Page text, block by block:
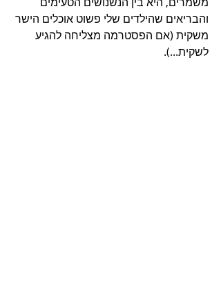
והבריאים שהילדים שלי פשוט אוכלים הישר
משקית (אם הפסטרמה מצליחה להגיע
לשקית...).